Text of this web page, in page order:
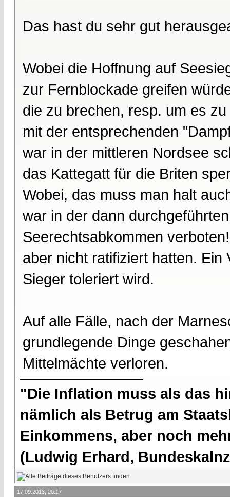
Das hast du sehr gut
Wobei die Hoffnung auf
zur Fernblockade greifen
die zu brechen, resp. um es
mit der entsprechenden
war in der mittleren Nordsee
das Kattegatt für die Briten
Wobei, das muss man halt
war in der dann
Seerechtsabkommen
aber nicht ratifiziert hatten.
Sieger toleriert wird.
Auf alle Fälle, nach der
grundlegende Dinge
Mittelmächte verloren.
"Die Inflation muss als das
nämlich als Betrug am
Einkommens, aber noch
(Ludwig Erhard,
17.09.2013, 20:17